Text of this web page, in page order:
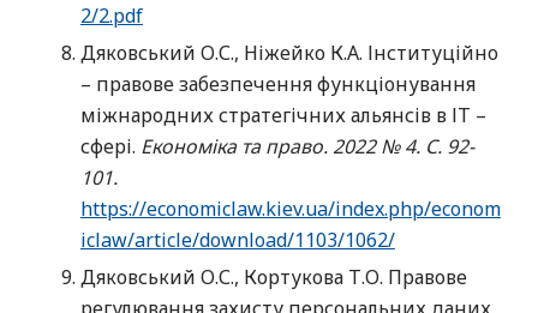
2/2.pdf
Дяковський О.С., Ніжейко К.А. Інституційно
– правове забезпечення функціонування
міжнародних стратегічних альянсів в ІТ –
сфері. Економіка та право. 2022 № 4. С. 92-
101.
https://economiclaw.kiev.ua/index.php/econom
iclaw/article/download/1103/1062/
Дяковський О.С., Кортукова Т.О. Правове